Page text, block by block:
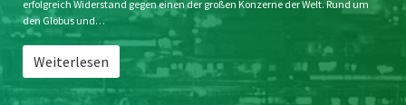
erfolgreich Widerstand gegen einen der großen Konzerne der Welt. Rund um
den Globus und…
Weiterlesen